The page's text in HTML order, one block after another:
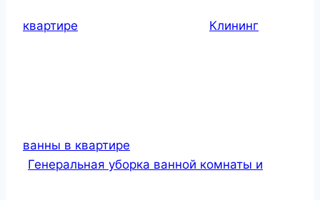
квартире Клининг
ванны в квартире
Генеральная уборка ванной комнаты и